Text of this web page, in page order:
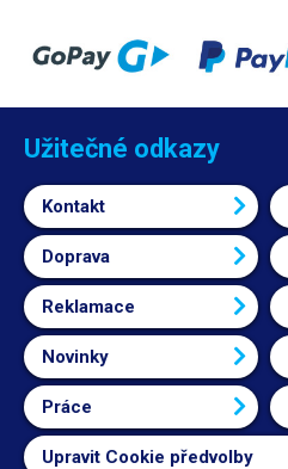
Užitečné odkazy
Kontakt
Doprava
Reklamace
Novinky
Práce
Upravit Cookie předvolby